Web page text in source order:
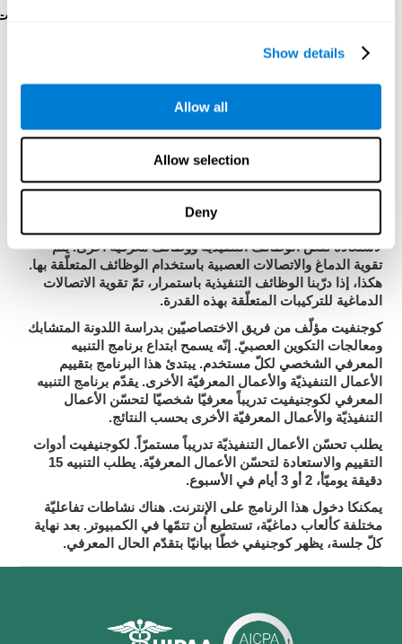
Show details
Allow all
Allow selection
Deny
: عليك أن تُخرج كرة من تيه
كيف نستعيد أو نحسّن الأعمال
التنفيذيّة؟
يمكننا تدريب جميع المهارات المعرفيّة، مثل الإدراك، لتحسّنها.
نقدّم فيكوجنفيتالإمكانيّة لإتمامه بطريقة مهنيّة.
هي أساس استعادة الوظائف التنفيذية
والقدرات المعرفية الأخرى .
مجموعة تمارين مصمّمة
لاستعادة نقص الوظائف التنفيذية ووظائف معرفية أخرى. يتمّ
تقوية الدماغ والاتصالات العصبية باستخدام الوظائف المتعلّقة بها.
هكذا، إذا درّبنا الوظائف التنفيذية باستمرار، تمّ تقوية الاتصالات
الدماغية للتركيبات المتعلّقة بهذه القدرة.
كوجنفيت مؤلّف من فريق الاختصاصيّين بدراسة اللدونة المتشابك
ومعالجات التكوين العصبيّ. إنّه يسمح ابتداعبرنامج التنبيه
المعرفي الشخصي لكلّ مستخدم. يبتدئ هذا البرنامج بتقييم
الأعمال التنفيذيّة والأعمال المعرفيّة الأخرى. يقدّم برنامج التنبيه
المعرفي لكوجنيفيت تدريباً معرفيّا شخصيّا لتحسّن الأعمال
التنفيذيّة والأعمال المعرفيّة الأخرى بحسب النتائج.
يطلب تحسّن الأعمال التنفيذيّة تدريباً مستمرّاً. لكوجنيفيت أدوات
التقييم والاستعادة لتحسّن الأعمال المعرفيّة.
يطلب التنبيه 15
دقيقة يوميّأ، 2 أو 3 أيام في الأسبوع.
يمكنكا دخول هذا الرنامج على الإنترنت. هناك نشاطات تفاعليّة
مختلفة كألعاب دماغيّة، تستطيع أن تتمّها في الكمبيوتر. بعد نهاية
كلّ جلسة،يظهر كوجنيفي خطّا بيانيّا بتقدّم الحال المعرفي.